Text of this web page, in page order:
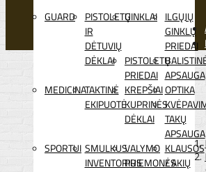
GUARD
PISTOLETŲ
IR
DĖTUVIŲ
DĖKLAI
GINKLAI ILGŲJŲ
GINKLŲ
PRIEDAI
PISTOLETŲ
PRIEDAI APSAUGA
MEDICINATAKTINĖ
EKIPUOTĖ
KREPŠIAI
KUPRINĖS
DĖKLAI
OPTIKA
TAKŲ
APSAUGA
SPORTUI SMULKUS
INVENTORIUS
VALYMO
PRIEMONĖS
KLAUSOS
/ AKIŲ